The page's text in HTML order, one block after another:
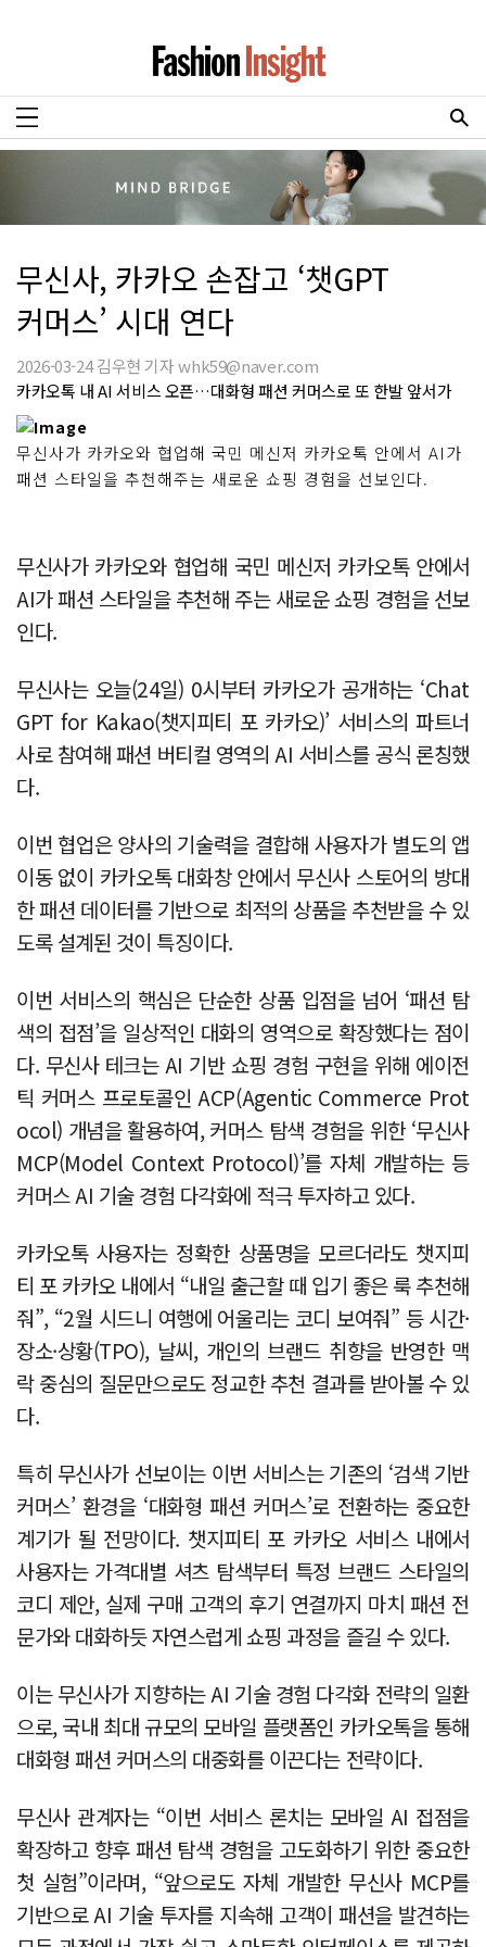
무신사, 카카오 손잡고 ‘챗GPT
커머스’ 시대 연다
2026-03-24 김우현 기자 whk59@naver.com
카카오톡 내 AI 서비스 오픈…대화형 패션 커머스로 또 한발 앞서가
무신사가 카카오와 협업해 국민 메신저 카카오톡 안에서 AI가
패션 스타일을 추천해주는 새로운 쇼핑 경험을 선보인다.
무신사가 카카오와 협업해 국민 메신저 카카오톡 안에서
AI가 패션 스타일을 추천해 주는 새로운 쇼핑 경험을 선보
인다.
무신사는 오늘(24일) 0시부터 카카오가 공개하는 ‘Chat
GPT for Kakao(챗지피티 포 카카오)’ 서비스의 파트너
사로 참여해 패션 버티컬 영역의 AI 서비스를 공식 론칭했
다.
이번 협업은 양사의 기술력을 결합해 사용자가 별도의 앱
이동 없이 카카오톡 대화창 안에서 무신사 스토어의 방대
한 패션 데이터를 기반으로 최적의 상품을 추천받을 수 있
도록 설계된 것이 특징이다.
이번 서비스의 핵심은 단순한 상품 입점을 넘어 ‘패션 탐
색의 접점’을 일상적인 대화의 영역으로 확장했다는 점이
다. 무신사 테크는 AI 기반 쇼핑 경험 구현을 위해 에이전
틱 커머스 프로토콜인 ACP(Agentic Commerce Prot
ocol) 개념을 활용하여, 커머스 탐색 경험을 위한 ‘무신사
MCP(Model Context Protocol)’를 자체 개발하는 등
커머스 AI 기술 경험 다각화에 적극 투자하고 있다.
카카오톡 사용자는 정확한 상품명을 모르더라도 챗지피
티 포 카카오 내에서 “내일 출근할 때 입기 좋은 룩 추천해
줘”, “2월 시드니 여행에 어울리는 코디 보여줘” 등 시간·
장소·상황(TPO), 날씨, 개인의 브랜드 취향을 반영한 맥
락 중심의 질문만으로도 정교한 추천 결과를 받아볼 수 있
다.
특히 무신사가 선보이는 이번 서비스는 기존의 ‘검색 기반
커머스’ 환경을 ‘대화형 패션 커머스’로 전환하는 중요한
계기가 될 전망이다. 챗지피티 포 카카오 서비스 내에서
사용자는 가격대별 셔츠 탐색부터 특정 브랜드 스타일의
코디 제안, 실제 구매 고객의 후기 연결까지 마치 패션 전
문가와 대화하듯 자연스럽게 쇼핑 과정을 즐길 수 있다.
이는 무신사가 지향하는 AI 기술 경험 다각화 전략의 일환
으로, 국내 최대 규모의 모바일 플랫폼인 카카오톡을 통해
대화형 패션 커머스의 대중화를 이끈다는 전략이다.
무신사 관계자는 “이번 서비스 론치는 모바일 AI 접점을
확장하고 향후 패션 탐색 경험을 고도화하기 위한 중요한
첫 실험”이라며, “앞으로도 자체 개발한 무신사 MCP를
기반으로 AI 기술 투자를 지속해 고객이 패션을 발견하는